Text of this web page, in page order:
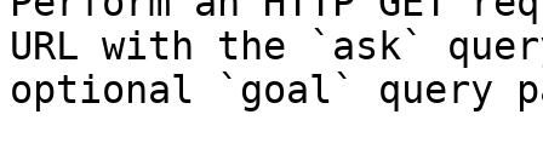
URL with the `ask`
optional `goal` query